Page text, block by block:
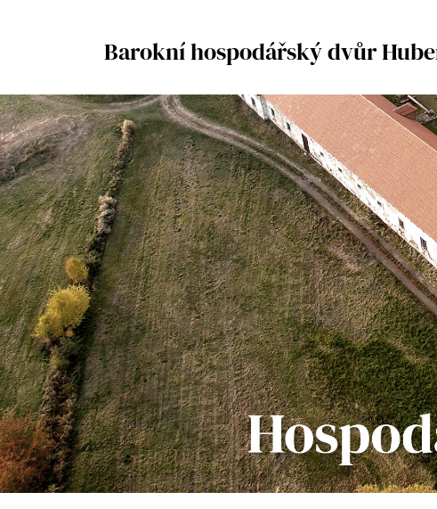
Barokní hospodářský dvůr